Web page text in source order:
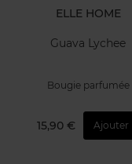
ELLE HOME
Guava Lychee
Bougie parfumée
15,90 € Ajouter